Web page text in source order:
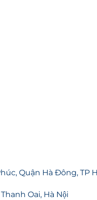
Quận Hà Đông, TP
Oai, Hà Nội